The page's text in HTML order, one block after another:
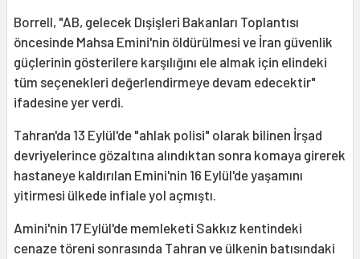
Borrell, "AB, gelecek Dışişleri Bakanları Toplantısı
öncesinde Mahsa Emini'nin öldürülmesi ve İran güvenlik
güçlerinin gösterilere karşılığını ele almak için elindeki
tüm seçenekleri değerlendirmeye devam edecektir"
ifadesine yer verdi.
Tahran'da 13 Eylül'de "ahlak polisi" olarak bilinen İrşad
devriyelerince gözaltına alındıktan sonra komaya girerek
hastaneye kaldırılan Emini'nin 16 Eylül'de yaşamını
yitirmesi ülkede infiale yol açmıştı.
Amini'nin 17 Eylül'de memleketi Sakkız kentindeki
cenaze töreni sonrasında Tahran ve ülkenin batısındaki